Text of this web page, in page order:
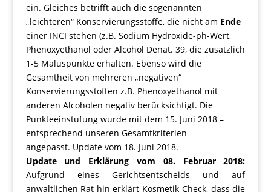
ein. Gleiches betrifft auch die sogenannten
„leichteren“ Konservierungsstoffe, die nicht am Ende
einer INCI stehen (z.B. Sodium Hydroxide-ph-Wert,
Phenoxyethanol oder Alcohol Denat. 39, die zusätzlich
1-5 Maluspunkte erhalten. Ebenso wird die
Gesamtheit von mehreren „negativen“
Konservierungsstoffen z.B. Phenoxyethanol mit
anderen Alcoholen negativ berücksichtigt. Die
Punkteeinstufung wurde mit dem 15. Juni 2018 –
entsprechend unseren Gesamtkriterien –
angepasst. Update vom 18. Juni 2018.
Update und Erklärung vom 08. Februar 2018:
Aufgrund eines Gerichtsentscheids und auf
anwaltlichen Rat hin erklärt Kosmetik-Check, dass die